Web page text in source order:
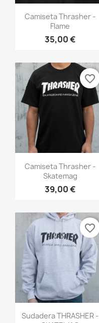
Vista rápida
Camiseta Thrasher -
Flame
35,00 €
Vista rápida
Camiseta Thrasher -
Skatemag
39,00 €
favorite_border
Vista rápida
Sudadera THRASHER -
favorite_border